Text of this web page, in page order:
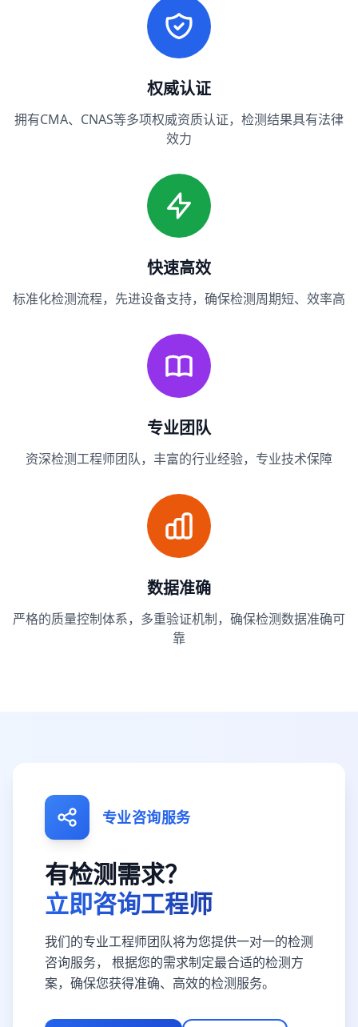
权威认证
拥有CMA、CNAS等多项权威资质认证，检测结果具有法律
效力
快速高效
标准化检测流程，先进设备支持，确保检测周期短、效率高
专业团队
资深检测工程师团队，丰富的行业经验，专业技术保障
数据准确
严格的质量控制体系，多重验证机制，确保检测数据准确可
靠
专业咨询服务
有检测需求？
立即咨询工程师
我们的专业工程师团队将为您提供一对一的检测
咨询服务， 根据您的需求制定最合适的检测方
案，确保您获得准确、高效的检测服务。